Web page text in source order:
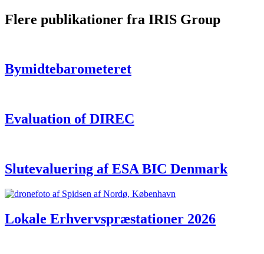
Flere publikationer fra IRIS Group
Bymidtebarometeret
Evaluation of DIREC
Slutevaluering af ESA BIC Denmark
Lokale Erhvervspræstationer 2026